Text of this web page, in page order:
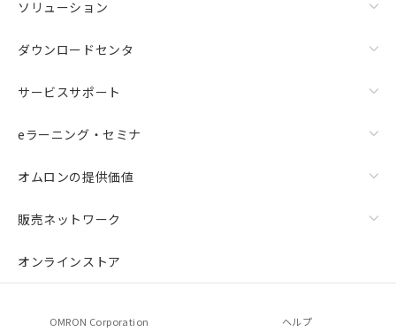
ソリューション
ダウンロードセンタ
サービスサポート
eラーニング・セミナ
オムロンの提供価値
販売ネットワーク
オンラインストア
OMRON Corporation ヘルプ